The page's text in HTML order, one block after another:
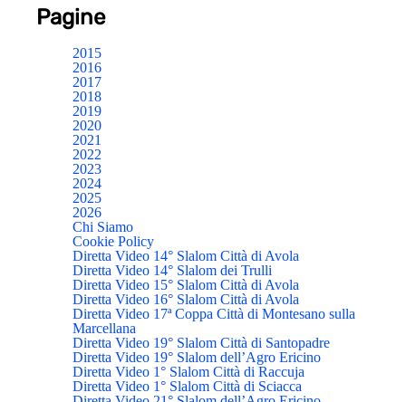
Pagine
2015
2016
2017
2018
2019
2020
2021
2022
2023
2024
2025
2026
Chi Siamo
Cookie Policy
Diretta Video 14° Slalom Città di Avola
Diretta Video 14° Slalom dei Trulli
Diretta Video 15° Slalom Città di Avola
Diretta Video 16° Slalom Città di Avola
Diretta Video 17ª Coppa Città di Montesano sulla
Marcellana
Diretta Video 19° Slalom Città di Santopadre
Diretta Video 19° Slalom dell’Agro Ericino
Diretta Video 1° Slalom Città di Raccuja
Diretta Video 1° Slalom Città di Sciacca